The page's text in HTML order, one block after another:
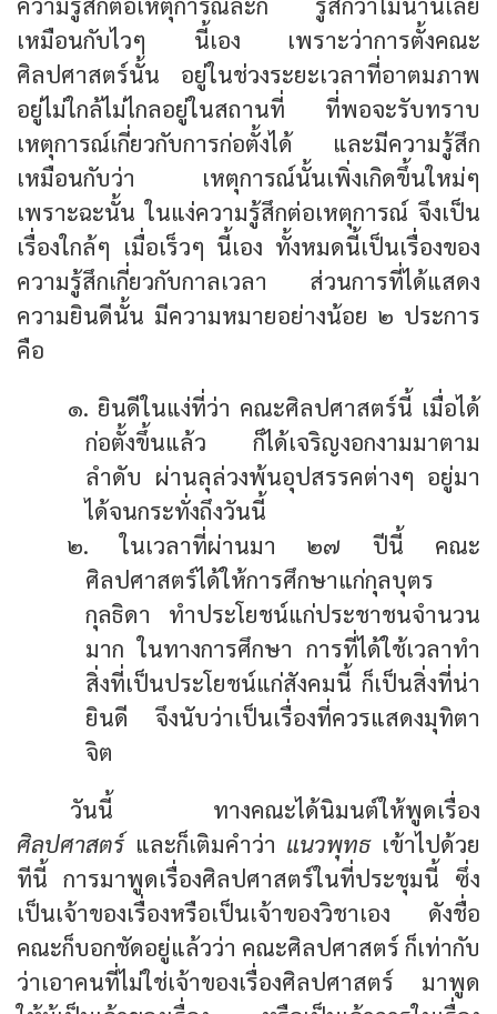
เหมือนกับไวๆ นี้เอง เพราะว่าการตั้งคณะ
ศิลปศาสตร์นั้น อยู่ในช่วงระยะเวลาที่อาตมภาพ
อยู่ไม่ใกล้ไม่ไกลอยู่ในสถานที่ ที่พอจะรับทราบ
เหตุการณ์เกี่ยวกับการก่อตั้งได้ และมีความรู้สึก
เหมือนกับว่า เหตุการณ์นั้นเพิ่งเกิดขึ้นใหม่ๆ
เพราะฉะนั้น ในแง่ความรู้สึกต่อเหตุการณ์ จึงเป็น
เรื่องใกล้ๆ เมื่อเร็วๆ นี้เอง ทั้งหมดนี้เป็นเรื่องของ
ความรู้สึกเกี่ยวกับกาลเวลา ส่วนการที่ได้แสดง
ความยินดีนั้น มีความหมายอย่างน้อย ๒ ประการ
คือ
๑. ยินดีในแง่ที่ว่า คณะศิลปศาสตร์นี้ เมื่อได้
ก่อตั้งขึ้นแล้ว ก็ได้เจริญงอกงามมาตาม
ลำดับ ผ่านลุล่วงพ้นอุปสรรคต่างๆ อยู่มา
ได้จนกระทั่งถึงวันนี้
๒. ในเวลาที่ผ่านมา ๒๗ ปีนี้ คณะ
ศิลปศาสตร์ได้ให้การศึกษาแก่กุลบุตร
กุลธิดา ทำประโยชน์แก่ประชาชนจำนวน
มาก ในทางการศึกษา การที่ได้ใช้เวลาทำ
สิ่งที่เป็นประโยชน์แก่สังคมนี้ ก็เป็นสิ่งที่น่า
ยินดี จึงนับว่าเป็นเรื่องที่ควรแสดงมุทิตา
จิต
วันนี้ ทางคณะได้นิมนต์ให้พูดเรื่อง
ศิลปศาสตร์และก็เติมคำว่า แนวพุทธเข้าไปด้วย
ทีนี้ การมาพูดเรื่องศิลปศาสตร์ในที่ประชุมนี้ ซึ่ง
เป็นเจ้าของเรื่องหรือเป็นเจ้าของวิชาเอง ดังชื่อ
คณะก็บอกชัดอยู่แล้วว่า คณะศิลปศาสตร์ ก็เท่ากับ
ว่าเอาคนที่ไม่ใช่เจ้าของเรื่องศิลปศาสตร์ มาพูด